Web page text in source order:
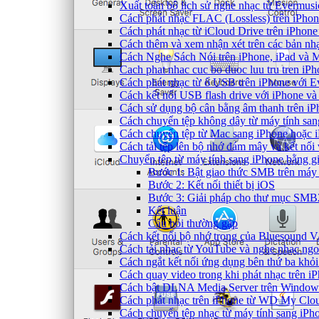
Xuất toàn bộ lịch sử nghe nhạc từ
Cách phát nhạc FLAC (Lossless) trên
Cách phát nhạc từ iCloud Drive trên
Cách thêm và xem nhận xét trên các bản
Cách Nghe Sách Nói trên iPhone, iPad và
Cach phat nhac cuc bo duoc luu tru tren
Cách phát nhạc từ ổ USB trên iPhone với
Cách kết nối USB flash drive với iPhone
Cách sử dụng bộ cân bằng âm thanh trên
Cách chuyển tệp không dây từ máy tính
Cách chuyển tệp từ Mac sang iPhone hoặc
Cách tải tệp lên bộ nhớ đám mây và kết
Chuyển tệp từ máy tính sang iPhone bằng
Bước 1: Bật giao thức SMB trên
Bước 2: Kết nối thiết bị iOS
Bước 3: Giải pháp cho thư mục
Kết luận
Câu hỏi thường gặp
Cách kết nối bộ nhớ trong của Bluesound
Cách tải nhạc từ YouTube và nghe nhạc
Cách ngắt kết nối ứng dụng bên thứ ba
Cách quay video trong khi phát nhạc trên
Cách bật DLNA Media Server trên
Cách phát nhạc trên iPhone từ WD My
Cách chuyển tệp nhạc từ máy tính sang